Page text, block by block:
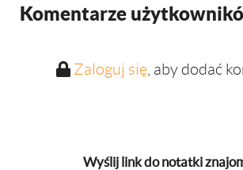
Komentarze
Zaloguj się, aby dodać
Wyślij link do notatki